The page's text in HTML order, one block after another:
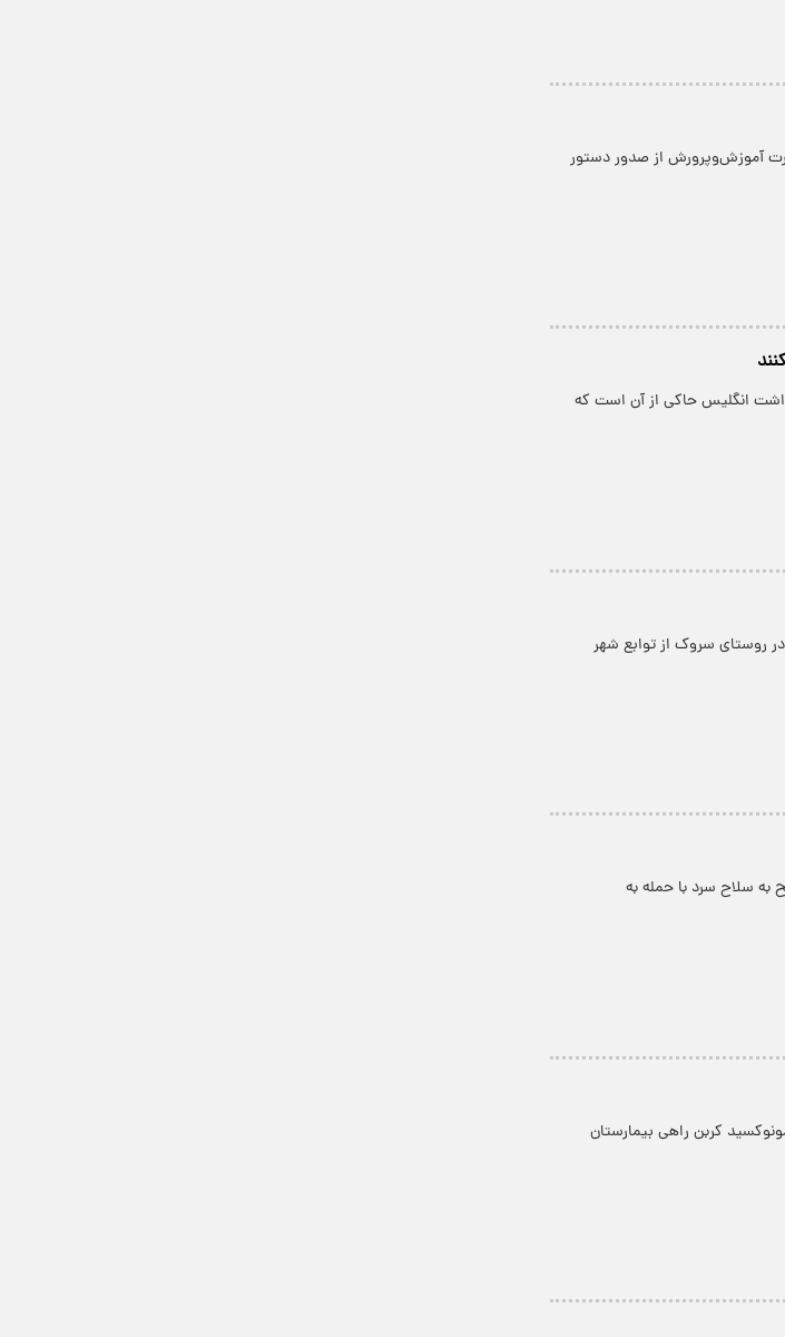
آموزش‌وپرورش از صدور دستور
انگلیس حاکی از‌ آن است که
دانش‌آموز نوجوان ۱۶ ساله‌ای در روستای سروک از توابع شهر
به سلاح سرد با حمله به
مونوکسید کربن راهی بیمارستان